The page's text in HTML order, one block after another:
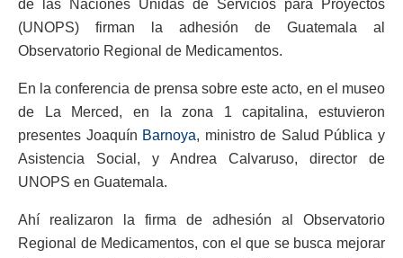
de las Naciones Unidas de Servicios para Proyectos
(UNOPS) firman la adhesión de Guatemala al
Observatorio Regional de Medicamentos.
En la conferencia de prensa sobre este acto, en el museo
de La Merced, en la zona 1 capitalina, estuvieron
presentes Joaquín Barnoya, ministro de Salud Pública y
Asistencia Social, y Andrea Calvaruso, director de
UNOPS en Guatemala.
Ahí realizaron la firma de adhesión al Observatorio
Regional de Medicamentos, con el que se busca mejorar